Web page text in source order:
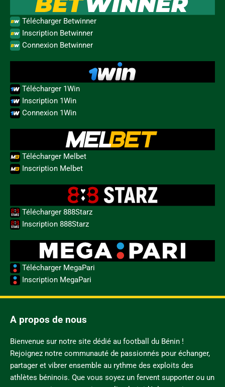
Télécharger Betwinner
Inscription Betwinner
Connexion Betwinner
Télécharger 1Win
Inscription 1Win
Connexion 1Win
Télécharger Melbet
Inscription Melbet
Télécharger 888Starz
Inscription 888Starz
Télécharger MegaPari
Inscription MegaPari
A propos de nous
Bienvenue sur notre site dédié au football du Bénin !
Rejoignez notre communauté de passionnés pour échanger,
partager et vibrer ensemble au rythme des exploits des
athlètes béninois. Que vous soyez un fervent supporter ou un